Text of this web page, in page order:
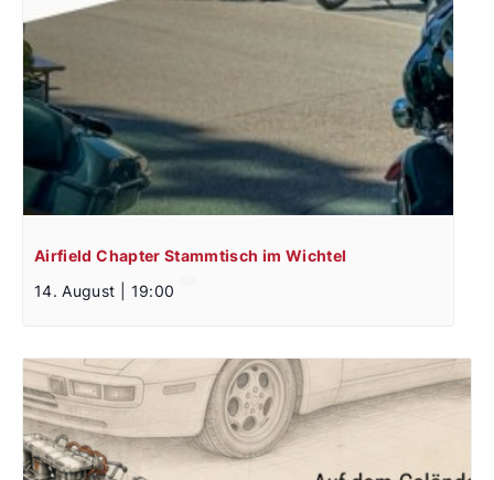
Airfield Chapter Stammtisch im Wichtel
14. August | 19:00